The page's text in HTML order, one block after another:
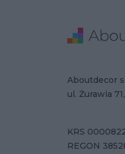
Adres
Aboutdecor
ul. Żurawia
Dane
KRS
REGON